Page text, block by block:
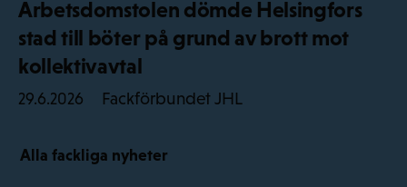
Arbetsdomstolen dömde Helsingfors
stad till böter på grund av brott mot
kollektivavtal
29.6.2026 Fackförbundet JHL
Alla fackliga nyheter